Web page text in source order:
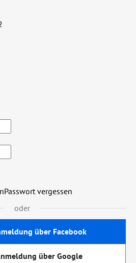
Passwort vergessen
oder
über Facebook
über Google